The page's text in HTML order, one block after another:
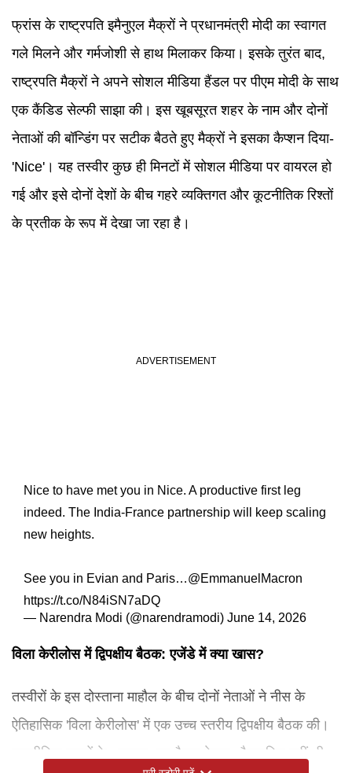
फ्रांस के राष्ट्रपति इमैनुएल मैक्रों ने प्रधानमंत्री मोदी का स्वागत
गले मिलने और गर्मजोशी से हाथ मिलाकर किया। इसके तुरंत बाद,
राष्ट्रपति मैक्रों ने अपने सोशल मीडिया हैंडल पर पीएम मोदी के साथ
एक कैंडिड सेल्फी साझा की। इस खूबसूरत शहर के नाम और दोनों
नेताओं की बॉन्डिंग पर सटीक बैठते हुए मैक्रों ने इसका कैप्शन दिया-
'Nice'। यह तस्वीर कुछ ही मिनटों में सोशल मीडिया पर वायरल हो
गई और इसे दोनों देशों के बीच गहरे व्यक्तिगत और कूटनीतिक रिश्तों
के प्रतीक के रूप में देखा जा रहा है।
Nice to have met you in Nice. A productive first leg
indeed. The India-France partnership will keep scaling
new heights.
See you in Evian and Paris…@EmmanuelMacron
https://t.co/N84iSN7aDQ
— Narendra Modi (@narendramodi) June 14, 2026
विला केरीलोस में द्विपक्षीय बैठक: एजेंडे में क्या खास?
तस्वीरों के इस दोस्ताना माहौल के बीच दोनों नेताओं ने नीस के
ऐतिहासिक 'विला केरीलोस' में एक उच्च स्तरीय द्विपक्षीय बैठक की।
कूटनीतिक सूत्रों के अनुसार, यह बैठक केवल औपचारिक नहीं थी,